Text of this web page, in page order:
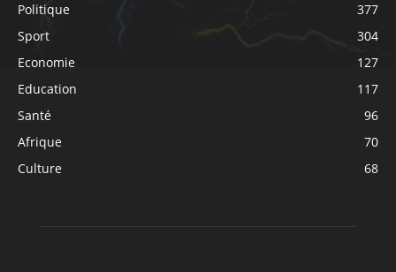
Politique
377
Sport
304
Economie
127
Education
117
Santé
96
Afrique
70
Culture
68